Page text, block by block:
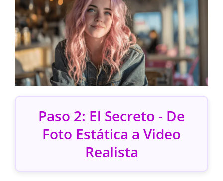
Paso 2: El Secreto - De
Foto Estática a Video
Realista